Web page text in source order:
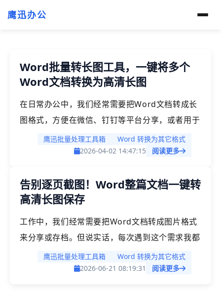
鹰迅办公
Word批量转长图工具，一键将多个
Word文档转换为高清长图
在日常办公中，我们经常需要把Word文档转成长
图格式，方便在微信、钉钉等平台分享，或者用于
制作产品说明、流程展示等内容。但如果你手头有
几十份甚至上百份文档需要处理，一个个截图再拼
Word批量转长图这个需求，并分享一个高效的处
理方法，帮你告别繁琐的手动操作。
鹰迅批量处理工具箱
Word 转换为其它格式
2026-04-02 14:47:15
阅读更多
告别逐页截图！Word整篇文档一键转
高清长图保存
工作中，我们经常需要把Word文档转成图片格式
来分享或存档。但说实话，每次遇到这个需求我都
头疼，一页页截图、拼接、调整分辨率，每次弄完
都是手麻眼花。尤其是那种几十页的方案文档，截
鹰迅批量处理工具箱
Word 转换为其它格式
2026-06-21 08:19:31
阅读更多